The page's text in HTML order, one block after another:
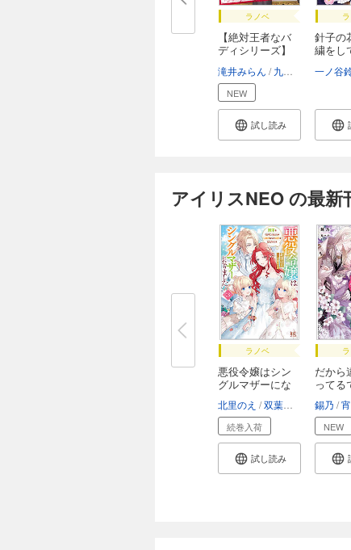
ラノベ
【絶対王者なバ
ディシリーズ】
滝井みらん 九マ564
NEW
試し読み
針子の
繍をし
一ノ谷
アイリスNEO の最新
ラノベ
悪役令嬢はシン
グルマザーにな
北里のえ 双葉はづき
続巻入荷
試し読み
だから
ってる
錫乃
NEW